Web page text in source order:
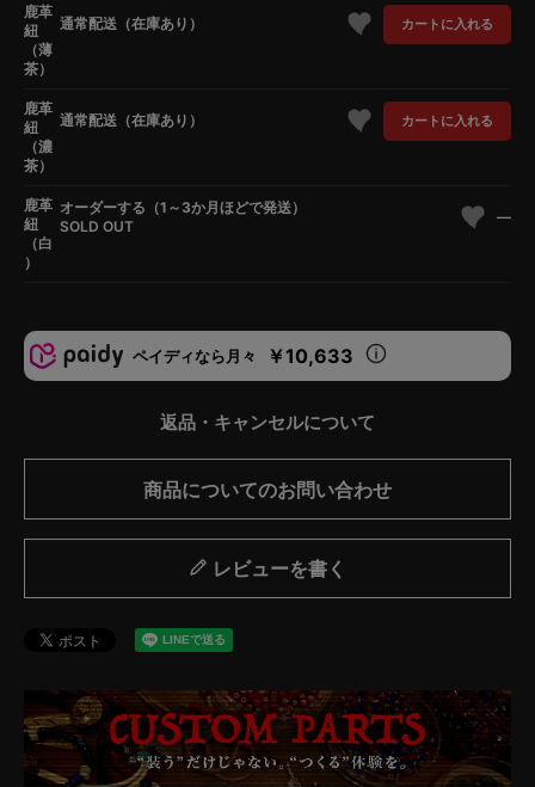
鹿革
紐
（薄
茶）
通常配送（在庫あり） カートに入れる
鹿革
紐
（濃
茶）
通常配送（在庫あり） カートに入れる
鹿革
紐
（白
）
オーダーする（1～3か月ほどで発送）
SOLD OUT
—
ペイディなら月々 ￥10,633
返品・キャンセルについて
商品についてのお問い合わせ
レビューを書く